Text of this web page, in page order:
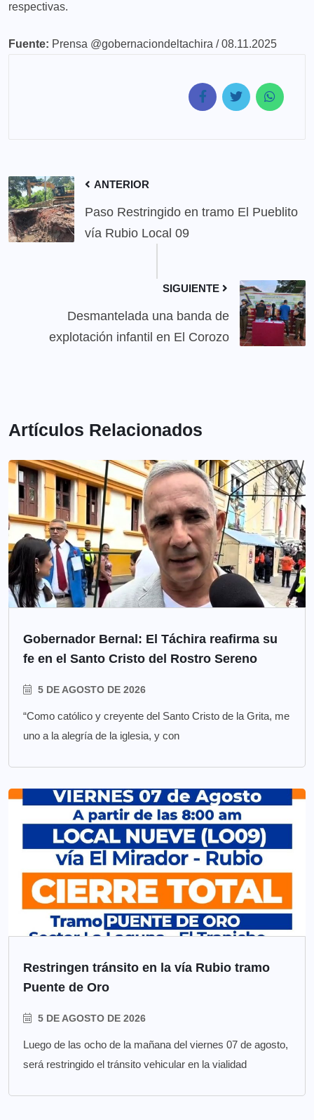
respectivas.
Fuente: Prensa @gobernaciondeltachira / 08.11.2025
ANTERIOR
Paso Restringido en tramo El Pueblito
vía Rubio Local 09
SIGUIENTE
Desmantelada una banda de
explotación infantil en El Corozo
Artículos Relacionados
Gobernador Bernal: El Táchira reafirma su
fe en el Santo Cristo del Rostro Sereno
5 DE AGOSTO DE 2026
“Como católico y creyente del Santo Cristo de la Grita, me
uno a la alegría de la iglesia, y con
Restringen tránsito en la vía Rubio tramo
Puente de Oro
5 DE AGOSTO DE 2026
Luego de las ocho de la mañana del viernes 07 de agosto,
será restringido el tránsito vehicular en la vialidad